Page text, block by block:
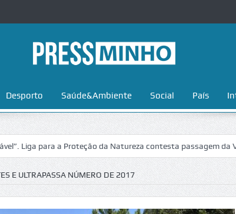
Desporto Saúde&Ambiente Social País
para a Proteção da Natureza contesta passagem da Volta a
E ULTRAPASSA NÚMERO DE 2017